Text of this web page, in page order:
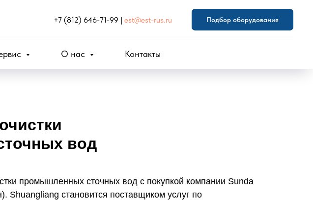
+7 (812) 646-71-99 | est@est-rus.ru Подбор оборудования
О нас Контакты
промышленных сточных вод с покупкой компании Sunda
Shuangliang становится поставщиком услуг по
вод